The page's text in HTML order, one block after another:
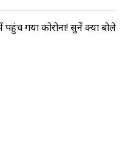
गया कोरोना! सुनें क्या बोले